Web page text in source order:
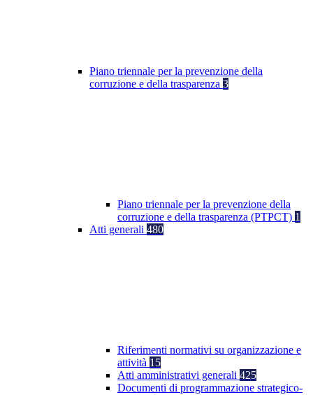
Piano triennale per la prevenzione della
corruzione e della trasparenza 3
Piano triennale per la prevenzione della
corruzione e della trasparenza (PTPCT) 1
Atti generali 480
Riferimenti normativi su organizzazione e
attività 15
Atti amministrativi generali 425
Documenti di programmazione strategico-